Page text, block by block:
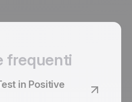
frequenti
in Positive